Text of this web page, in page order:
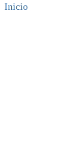
Inicio